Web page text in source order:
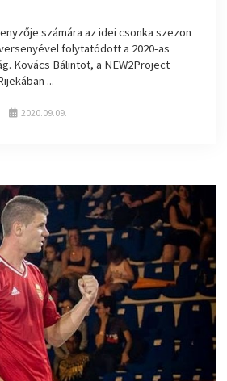
számára az idei csonka szezon
folytatódott a 2020-as
Kovács Bálintot, a NEW2Project
...
2020.09.09.